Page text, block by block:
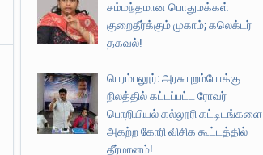
சம்மந்தமான பொதுமக்கள்
குறைதீர்க்கும் முகாம்; கலெக்டர்
தகவல்!
பெரம்பலூர்: அரசு புறம்போக்கு
நிலத்தில் கட்டப்பட்ட ரோவர்
பொறியியல் கல்லூரி கட்டிடங்களை
அகற்ற கோரி விசிக கூட்டத்தில்
தீர்மானம்!